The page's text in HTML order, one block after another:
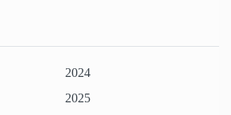
2024
2025